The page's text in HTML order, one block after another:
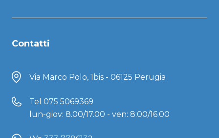
Contatti
Via Marco Polo, 1bis - 06125 Perugia
Tel 075 5069369
lun-giov: 8.00/17.00 - ven: 8.00/16.00